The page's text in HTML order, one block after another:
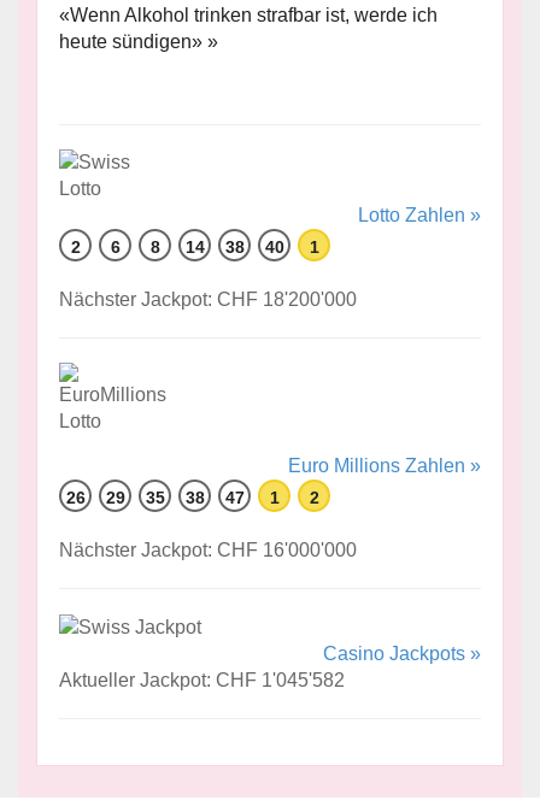
«Wenn Alkohol trinken strafbar ist, werde ich
heute sündigen» »
Lotto Zahlen »
2 6 8 14 38 40 1
Nächster Jackpot: CHF 18'200'000
Euro Millions Zahlen »
26 29 35 38 47 1 2
Nächster Jackpot: CHF 16'000'000
Casino Jackpots »
Aktueller Jackpot: CHF 1'045'582